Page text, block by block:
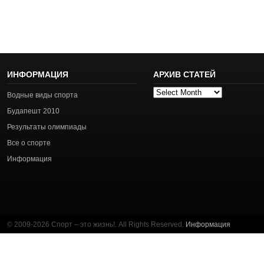
ИНФОРМАЦИЯ
Водные виды спорта
Будапешт 2010
Результаты олимпиады
Все о спорте
Информация
АРХИВ СТАТЕЙ
Архив
© 2009-2026 Спорт – это жизнь!. All Rights Reserved. Информация